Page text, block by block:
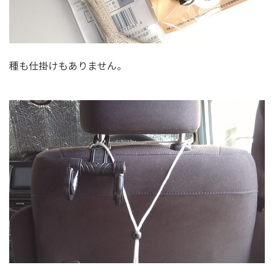
種も仕掛けもありません。